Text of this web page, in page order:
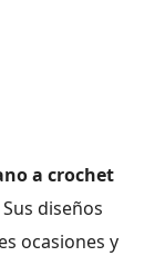
a crochet
diseños
ocasiones y